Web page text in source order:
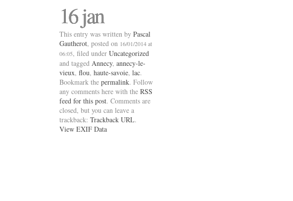
16 jan
This entry was written by Pascal
Gautherot, posted on 16/01/2014 at
06:05, filed under Uncategorized
and tagged Annecy, annecy-le-
vieux, flou, haute-savoie, lac.
Bookmark the permalink. Follow
any comments here with the RSS
feed for this post. Comments are
closed, but you can leave a
trackback: Trackback URL.
View EXIF Data